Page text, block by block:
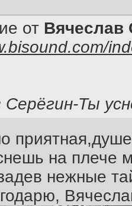
от Вячеслав
Серёгин-Ты
на плече
нежные